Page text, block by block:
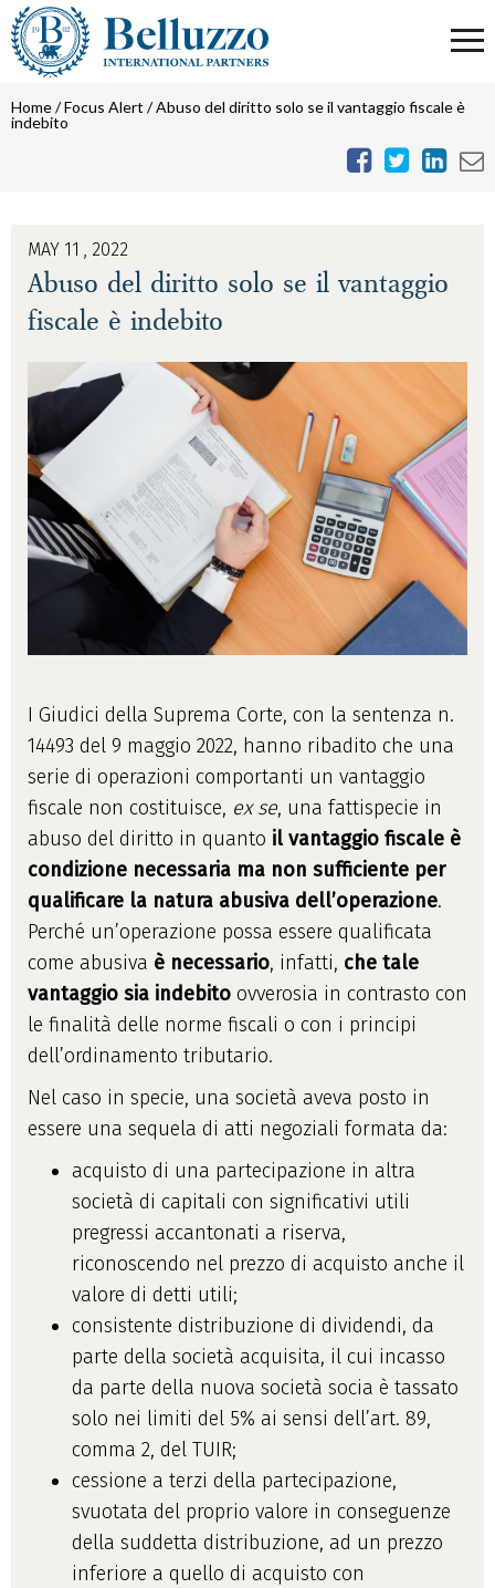
Home/Focus Alert /Abuso del diritto solo se il vantaggio fiscale è
indebito
MAY 11 , 2022
Abuso del diritto solo se il vantaggio
fiscale è indebito
I Giudici della Suprema Corte, con la sentenza n.
14493 del 9 maggio 2022, hanno ribadito che una
serie di operazioni comportanti un vantaggio
fiscale non costituisce, ex se, una fattispecie in
abuso del diritto in quanto il vantaggio fiscale è
condizione necessaria ma non sufficiente per
qualificare la natura abusiva dell’operazione.
Perché un’operazione possa essere qualificata
come abusiva è necessario, infatti, che tale
vantaggio sia indebito ovverosia in contrasto con
le finalità delle norme fiscali o con i principi
dell’ordinamento tributario.
Nel caso in specie, una società aveva posto in
essere una sequela di atti negoziali formata da:
acquisto di una partecipazione in altra
società di capitali con significativi utili
pregressi accantonati a riserva,
riconoscendo nel prezzo di acquisto anche il
valore di detti utili;
consistente distribuzione di dividendi, da
parte della società acquisita, il cui incasso
da parte della nuova società socia è tassato
solo nei limiti del 5% ai sensi dell’art. 89,
comma 2, del TUIR;
cessione a terzi della partecipazione,
svuotata del proprio valore in conseguenze
della suddetta distribuzione, ad un prezzo
inferiore a quello di acquisto con